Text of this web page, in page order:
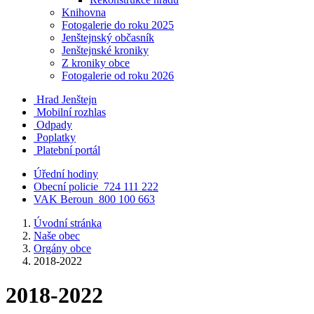
Knihovna
Fotogalerie do roku 2025
Jenštejnský občasník
Jenštejnské kroniky
Z kroniky obce
Fotogalerie od roku 2026
Hrad Jenštejn
Mobilní rozhlas
Odpady
Poplatky
Platební portál
Úřední hodiny
Obecní policie 724 111 222
VAK Beroun 800 100 663
Úvodní stránka
Naše obec
Orgány obce
2018-2022
2018-2022